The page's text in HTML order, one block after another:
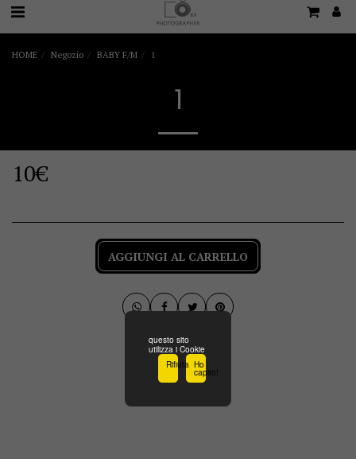
Ho
capito!
Rifiuta
questo sito
utilizza i Cookie
HOME Negozio BABY F/M 1
1
10€
AGGIUNGI AL CARRELLO